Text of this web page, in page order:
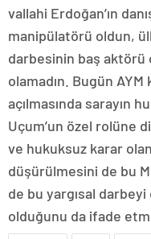
vallahi Erdoğan’ın
manipülatörü oldun,
darbesinin baş aktörü
olamadın. Bugün AYM
açılmasında sarayın
Uçum’un özel rolüne
ve hukuksuz karar
düşürülmesini de bu
de bu yargısal
olduğunu da ifade